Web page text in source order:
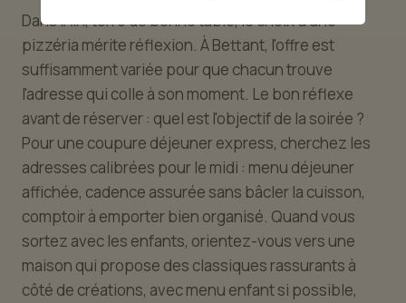
Dans l'Ain, terre de bonne table, le choix d'une
pizzéria mérite réflexion. À Bettant, l'offre est
suffisamment variée pour que chacun trouve
l'adresse qui colle à son moment. Le bon réflexe
avant de réserver : quel est l'objectif de la soirée ?
Pour une coupure déjeuner express, cherchez les
adresses calibrées pour le midi : menu déjeuner
affichée, cadence assurée sans bâcler la cuisson,
comptoir à emporter bien organisé. Quand vous
sortez avec les enfants, orientez-vous vers une
maison qui propose des classiques rassurants à
côté de créations, avec menu enfant si possible,